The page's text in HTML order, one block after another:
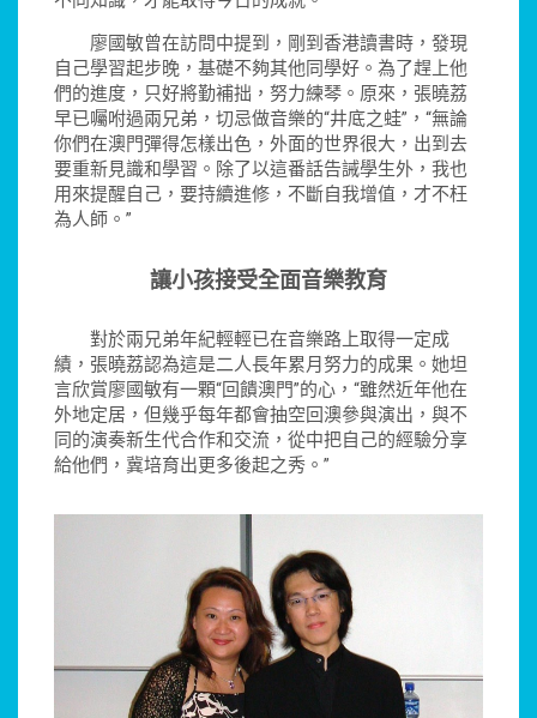
廖國敏曾在訪問中提到，剛到香港讀書時，發現
自己學習起步晚，基礎不夠其他同學好。為了趕上他
們的進度，只好將勤補拙，努力練琴。原來，張曉荔
早已囑咐過兩兄弟，切忌做音樂的“井底之蛙”，“無論
你們在澳門彈得怎樣出色，外面的世界很大，出到去
要重新見識和學習。除了以這番話告誡學生外，我也
用來提醒自己，要持續進修，不斷自我增值，才不枉
為人師。”
讓小孩接受全面音樂教育
對於兩兄弟年紀輕輕已在音樂路上取得一定成
績，張曉荔認為這是二人長年累月努力的成果。她坦
言欣賞廖國敏有一顆“回饋澳門”的心，“雖然近年他在
外地定居，但幾乎每年都會抽空回澳參與演出，與不
同的演奏新生代合作和交流，從中把自己的經驗分享
給他們，冀培育出更多後起之秀。”